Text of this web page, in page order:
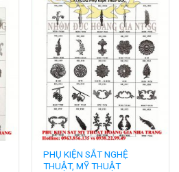
PHỤ KIỆN SẮT NGHỆ
THUẬT, MỸ THUẬT